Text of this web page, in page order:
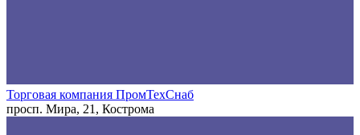
Торговая компания ПромТехСнаб
просп. Мира, 21, Кострома